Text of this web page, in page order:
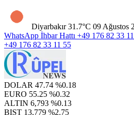
Diyarbakır 31.7°C 09 Ağustos
WhatsApp İhbar Hattı +49 176 82 33
+49 176 82 33 11 55
DOLAR 47.74 %0.18
EURO 55.25 %0.32
ALTIN 6,793 %0.13
BIST 13,779 %2.75